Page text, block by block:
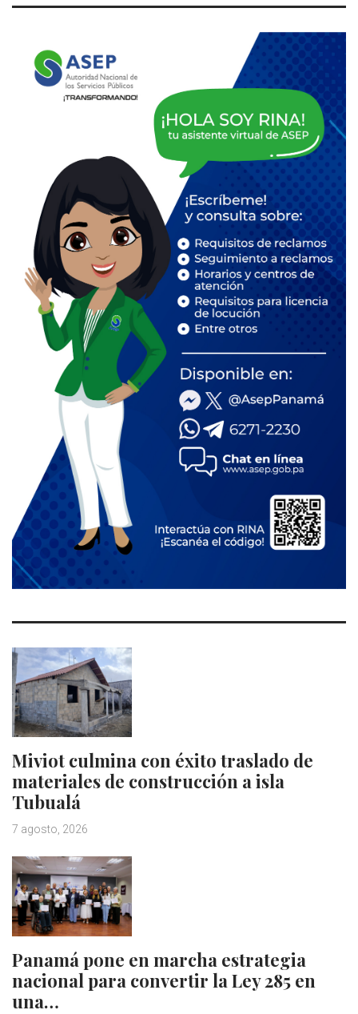
Miviot culmina con éxito traslado de
materiales de construcción a isla
Tubualá
7 agosto, 2026
Panamá pone en marcha estrategia
nacional para convertir la Ley 285 en
una…